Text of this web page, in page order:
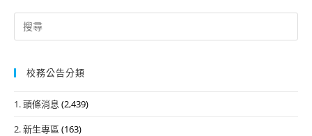
Search
for:
校務公告分類
1. 頭條消息 (2,439)
2. 新生專區 (163)